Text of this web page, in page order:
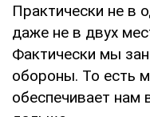
Практически не в
даже не в двух
Фактически мы
обороны. То есть
обеспечивает